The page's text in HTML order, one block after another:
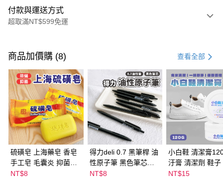
付款與運送方式
超取滿NT$599免運
信用卡一次付款
超商取貨付款
LINE Pay
Apple Pay
街口支付
悠遊付
ATM付款
商品加價購 (8) 查看全部
硫磺皂 上海藥皂 香皂
手工皂 毛囊炎 抑菌除
蟎 清潔護膚 去油去痘
NT$8
得力deli 0.7 黑筆桿 油
性原子筆 黑色筆芯
S304
NT$8
小白鞋 清潔膏
汙膏 清潔劑 鞋子
漬 白皮鞋 鞋油
NT$15